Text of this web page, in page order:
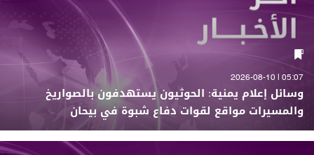
05:07 | 2026-08-10
وسائل إعلام يمنية: الحوثيون يستهدفون بالصواريخ
والمسيرات مواقع لقوات دفاع شبوة في بيحان